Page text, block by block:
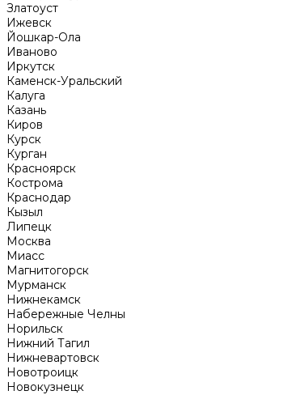
Златоуст
Ижевск
Йошкар-Ола
Иваново
Иркутск
Каменск-Уральский
Калуга
Казань
Киров
Курск
Курган
Красноярск
Кострома
Краснодар
Кызыл
Липецк
Москва
Миасс
Магнитогорск
Мурманск
Нижнекамск
Набережные Челны
Норильск
Нижний Тагил
Нижневартовск
Новотроицк
Новокузнецк